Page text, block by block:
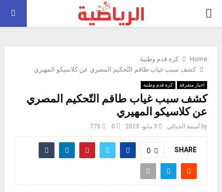
PRIMARY
Home
كرة قدم وطنية
كشف سبب غياب طاقم التّحكيم المصري عن كلاسيكو المهيري
اخبار متفرقة كرة قدم وطنية
كشف سبب غياب طاقم التّحكيم المصري
عن كلاسيكو المهيري
by أميمة الجبالي 3 مايو، 2023 0
776
SHARE
0